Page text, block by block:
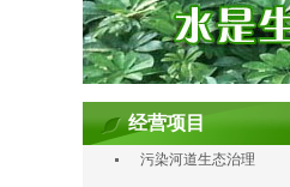
经营项目
污染河道生态治理